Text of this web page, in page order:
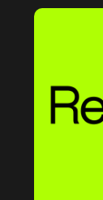
agilidade
Usando
mapear,